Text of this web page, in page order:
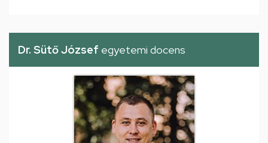
Dr. Sütő József egyetemi docens